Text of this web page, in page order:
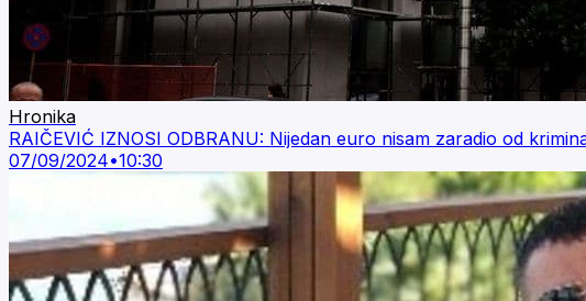
Hronika
RAIČEVIĆ IZNOSI ODBRANU: Nijedan euro nisam zaradio od
07/09/2024•10:30